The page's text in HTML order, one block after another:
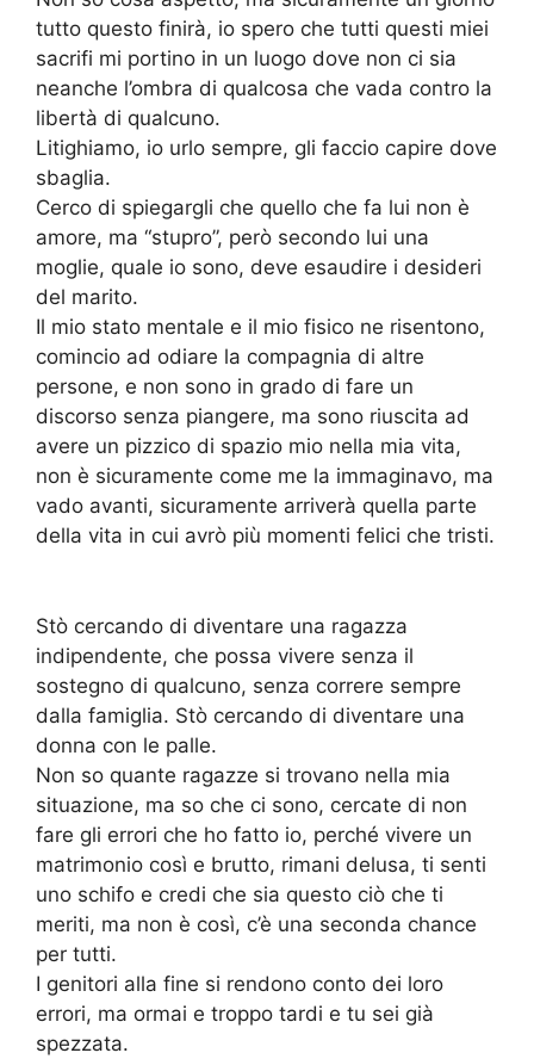
tutto questo finirà, io spero che tutti questi miei
sacrifi mi portino in un luogo dove non ci sia
neanche l’ombra di qualcosa che vada contro la
libertà di qualcuno.
Litighiamo, io urlo sempre, gli faccio capire dove
sbaglia.
Cerco di spiegargli che quello che fa lui non è
amore, ma “stupro”, però secondo lui una
moglie, quale io sono, deve esaudire i desideri
del marito.
Il mio stato mentale e il mio fisico ne risentono,
comincio ad odiare la compagnia di altre
persone, e non sono in grado di fare un
discorso senza piangere, ma sono riuscita ad
avere un pizzico di spazio mio nella mia vita,
non è sicuramente come me la immaginavo, ma
vado avanti, sicuramente arriverà quella parte
della vita in cui avrò più momenti felici che tristi.
Stò cercando di diventare una ragazza
indipendente, che possa vivere senza il
sostegno di qualcuno, senza correre sempre
dalla famiglia. Stò cercando di diventare una
donna con le palle.
Non so quante ragazze si trovano nella mia
situazione, ma so che ci sono, cercate di non
fare gli errori che ho fatto io, perché vivere un
matrimonio così e brutto, rimani delusa, ti senti
uno schifo e credi che sia questo ciò che ti
meriti, ma non è così, c’è una seconda chance
per tutti.
I genitori alla fine si rendono conto dei loro
errori, ma ormai e troppo tardi e tu sei già
spezzata.